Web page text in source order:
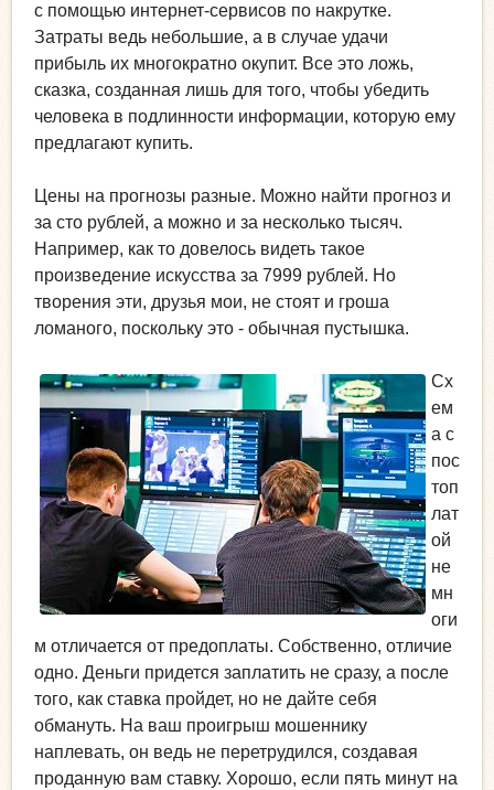
с помощью интернет-сервисов по накрутке.
Затраты ведь небольшие, а в случае удачи
прибыль их многократно окупит. Все это ложь,
сказка, созданная лишь для того, чтобы убедить
человека в подлинности информации, которую ему
предлагают купить.
Цены на прогнозы разные. Можно найти прогноз и
за сто рублей, а можно и за несколько тысяч.
Например, как то довелось видеть такое
произведение искусства за 7999 рублей. Но
творения эти, друзья мои, не стоят и гроша
ломаного, поскольку это - обычная пустышка.
Сх
ем
а с
пос
топ
лат
ой
не
мн
оги
м отличается от предоплаты. Собственно, отличие
одно. Деньги придется заплатить не сразу, а после
того, как ставка пройдет, но не дайте себя
обмануть. На ваш проигрыш мошеннику
наплевать, он ведь не перетрудился, создавая
проданную вам ставку. Хорошо, если пять минут на